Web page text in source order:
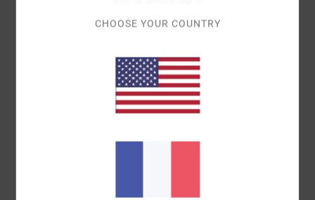
NOTE MOYENNE
5.0/5
1 AVIS VÉRIFIÉSDEPUIS MAI 2026
CHOOSE YOUR COUNTRY